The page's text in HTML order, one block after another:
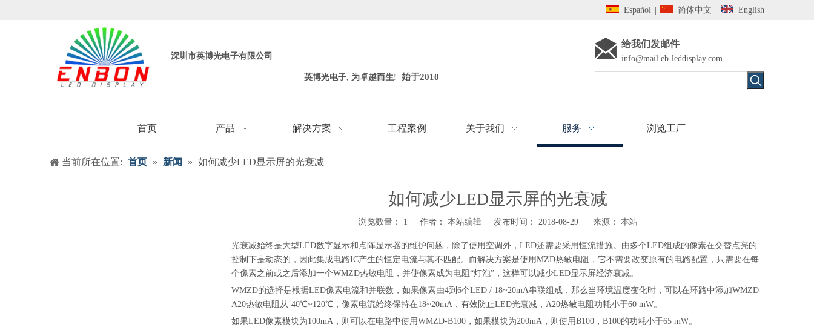
Español 简体中文 English
深圳市英博光电子有限公司
英博光电子, 为卓越而生! 始于2010
给我们发邮件
info@mail.eb-leddisplay.com
首页 产品 解决方案 工程案例 关于我们 服务 浏览工厂
当前所在位置: 首页 » 新闻 » 如何减少LED显示屏的光衰减
如何减少LED显示屏的光衰减
浏览数量： 1 作者： 本站编辑 发布时间： 2018-08-29 来源： 本站
光衰减始终是大型LED数字显示和点阵显示器的维护问题，除了使用空调外，LED还需要采用恒流措施。由多个LED组成的像素在交替点亮的
控制下是动态的，因此集成电路IC产生的恒定电流与其不匹配。而解决方案是使用MZD热敏电阻，它不需要改变原有的电路配置，只需要在每
个像素之前或之后添加一个WMZD热敏电阻，并使像素成为电阻“灯泡”，这样可以减少LED显示屏经济衰减。
WMZD的选择是根据LED像素电流和并联数，如果像素由4到6个LED / 18~20mA串联组成，那么当环境温度变化时，可以在环路中添加WMZD-
A20热敏电阻从-40℃~120℃，像素电流始终保持在18~20mA，有效防止LED光衰减，A20热敏电阻功耗小于60 mW。
如果LED像素模块为100mA，则可以在电路中使用WMZD-B100，如果模块为200mA，则使用B100，B100的功耗小于65 mW。